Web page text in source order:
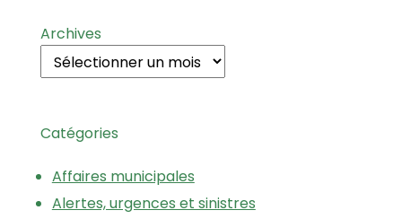
Archives
Catégories
Affaires municipales
Alertes, urgences et sinistres